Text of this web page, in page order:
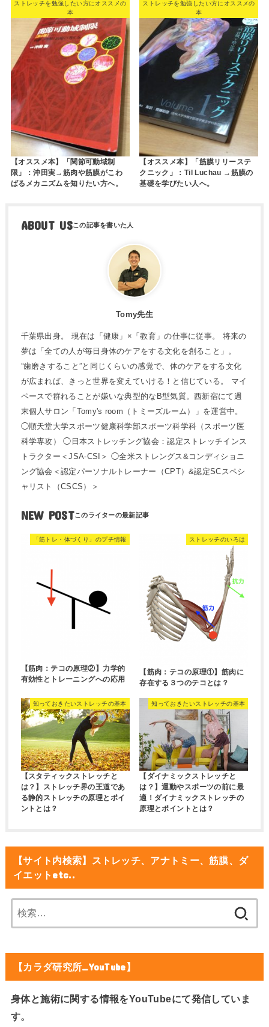
ストレッチを勉強したい方にオススメの
本
【オススメ本】「関節可動域制
限」：沖田実→筋肉や筋膜がこわ
ばるメカニズムを知りたい方へ。
ストレッチを勉強したい方にオススメの
本
【オススメ本】「筋膜リリーステ
クニック」：Til Luchau →筋膜の
基礎を学びたい人へ。
ABOUT US
Tomy先生
千葉県出身。 現在は「健康」×「教育」の仕事に従事。 将来の
夢は「全ての人が毎日身体のケアをする文化を創ること」。
”歯磨きすること”と同じくらいの感覚で、体のケアをする文化
が広まれば、きっと世界を変えていける！と信じている。 マイ
ペースで群れることが嫌いな典型的なB型気質。西新宿にて週
末個人サロン「Tomy's room（トミーズルーム）」を運営中。
◯順天堂大学スポーツ健康科学部スポーツ科学科（スポーツ医
科学専攻） ◯日本ストレッチング協会：認定ストレッチインス
トラクター＜JSA-CSI＞ ◯全米ストレングス&コンディショニ
ング協会＜認定パーソナルトレーナー（CPT）&認定SCスペシ
ャリスト（CSCS）＞
NEW POST
「筋トレ・体づくり」のプチ情報
【筋肉：テコの原理②】力学的
有効性とトレーニングへの応用
ストレッチのいろは
【筋肉：テコの原理①】筋肉に
存在する３つのテコとは？
知っておきたいストレッチの基本
【スタティックストレッチと
は？】ストレッチ界の王道であ
る静的ストレッチの原理とポイ
ントとは？
知っておきたいストレッチの基本
【ダイナミックストレッチと
は？】運動やスポーツの前に最
適！ダイナミックストレッチの
原理とポイントとは？
【サイト内検索】ストレッチ、アナトミー、筋膜、ダ
イエットetc..
索:
【カラダ研究所_YouTube】
身体と施術に関する情報をYouTubeにて発信していま
す。